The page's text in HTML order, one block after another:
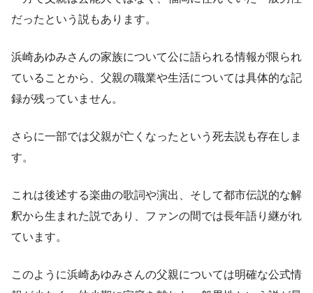
だったという説もあります。
浜崎あゆみさんの家族について公に語られる情報が限られ
ていることから、父親の職業や生活については具体的な記
録が残っていません。
さらに一部では父親が亡くなったという死去説も存在しま
す。
これは後述する楽曲の歌詞や演出、そして都市伝説的な解
釈から生まれた説であり、ファンの間では長年語り継がれ
ています。
このように浜崎あゆみさんの父親については明確な公式情